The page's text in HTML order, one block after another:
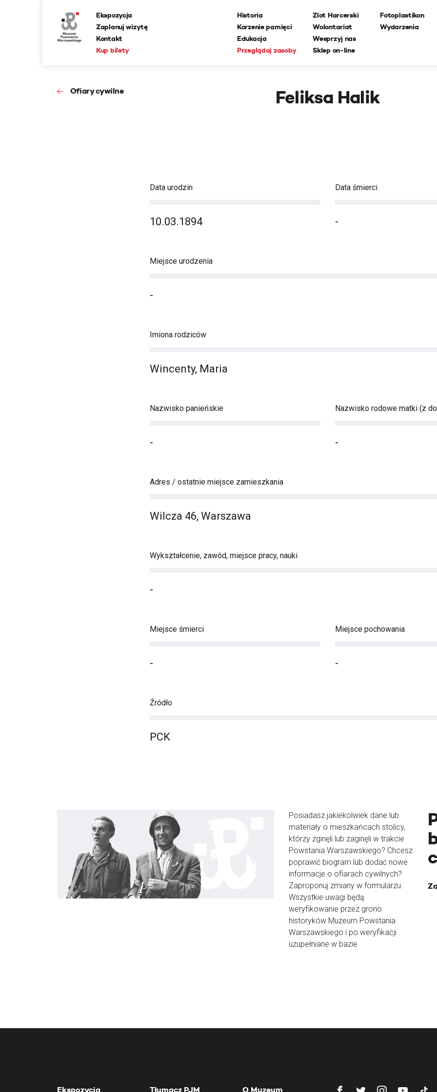
Ekspozycja
Zaplanuj wizytę
Kontakt
Kup bilety
Historia
Korzenie pamięci
Edukacja
Przeglądaj zasoby
Zlot Harcerski
Wolontariat
Wesprzyj nas
Sklep on-line
Fotoplastikon
Wydarzenia
Ofiary cywilne Feliksa Halik
Data urodzin
10.03.1894
Data śmierci
-
Miejsce urodzenia
-
Imiona rodziców
Wincenty, Maria
Nazwisko panieńskie
-
Nazwisko rodowe matki (z
-
Adres / ostatnie miejsce zamieszkania
Wilcza 46, Warszawa
Wykształcenie, zawód, miejsce pracy, nauki
-
Miejsce śmierci
-
Miejsce pochowania
-
Źródło
PCK
Posiadasz jakiekolwiek dane lub
materiały o mieszkańcach stolicy,
którzy zginęli lub zaginęli w trakcie
Powstania Warszawskiego? Chcesz
poprawić biogram lub dodać nowe
informacje o ofiarach cywilnych?
Zaproponuj zmiany w formularzu.
Wszystkie uwagi będą
weryfikowanie przez grono
historyków Muzeum Powstania
Warszawskiego i po weryfikacji
uzupełniane w bazie
Ekspozycja Tłumacz PJM O Muzeum